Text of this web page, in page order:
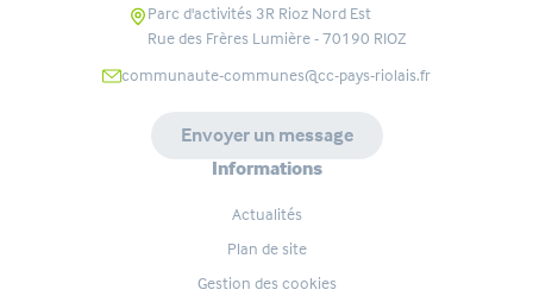
Parc d'activités 3R Rioz Nord Est
Rue des Frères Lumière - 70190 RIOZ
communaute-communes@cc-pays-riolais.fr
Envoyer un message
Informations
Actualités
Plan de site
Gestion des cookies